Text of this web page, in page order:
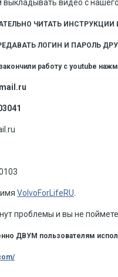
видео с нашего
ЧИТАТЬ
ЛОГИН И ПАРОЛЬ
работу c youtube
VolvoForLifeRU
проблемы и вы не
ДВУМ пользователям